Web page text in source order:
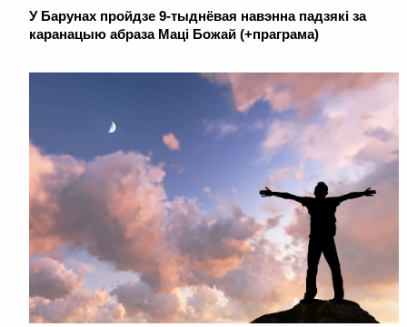
У Барунах пройдзе 9-тыднёвая навэнна падзякі за
каранацыю абраза Маці Божай (+праграма)